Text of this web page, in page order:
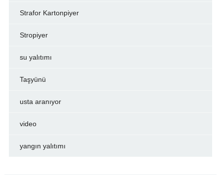
Strafor Kartonpiyer
Stropiyer
su yalıtımı
Taşyünü
usta aranıyor
video
yangın yalıtımı